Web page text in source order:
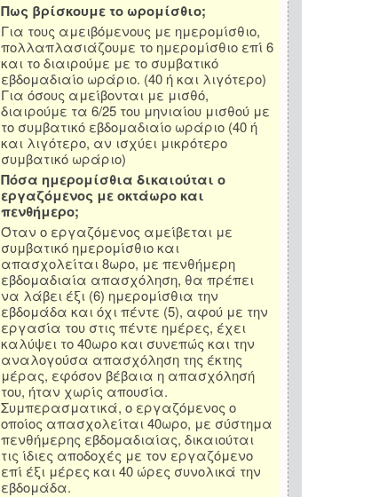
Πως βρίσκουμε το ωρομίσθιο;
Για τους αμειβόμενους με ημερομίσθιο,
πολλαπλασιάζουμε το ημερομίσθιο επί 6
και το διαιρούμε με το συμβατικό
εβδομαδιαίο ωράριο. (40 ή και λιγότερο)
Για όσους αμείβονται με μισθό,
διαιρούμε τα 6/25 του μηνιαίου μισθού με
το συμβατικό εβδομαδιαίο ωράριο (40 ή
και λιγότερο, αν ισχύει μικρότερο
συμβατικό ωράριο)
Πόσα ημερομίσθια δικαιούται ο
εργαζόμενος με οκτάωρο και
πενθήμερο;
Όταν ο εργαζόμενος αμείβεται με
συμβατικό ημερομίσθιο και
απασχολείται 8ωρο, με πενθήμερη
εβδομαδιαία απασχόληση, θα πρέπει
να λάβει έξι (6) ημερομίσθια την
εβδομάδα και όχι πέντε (5), αφού με την
εργασία του στις πέντε ημέρες, έχει
καλύψει το 40ωρο και συνεπώς και την
αναλογούσα απασχόληση της έκτης
μέρας, εφόσον βέβαια η απασχόλησή
του, ήταν χωρίς απουσία.
Συμπερασματικά, ο εργαζόμενος ο
οποίος απασχολείται 40ωρο, με σύστημα
πενθήμερης εβδομαδιαίας, δικαιούται
τις ίδιες αποδοχές με τον εργαζόμενο
επί έξι μέρες και 40 ώρες συνολικά την
εβδομάδα.